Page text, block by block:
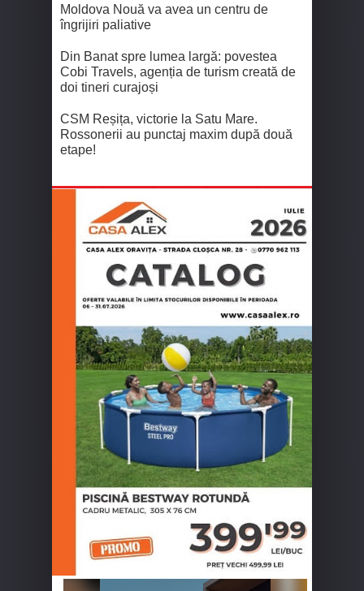
Moldova Nouă va avea un centru de
îngrijiri paliative
Din Banat spre lumea largă: povestea
Cobi Travels, agenția de turism creată de
doi tineri curajoși
CSM Reșița, victorie la Satu Mare.
Rossonerii au punctaj maxim după două
etape!